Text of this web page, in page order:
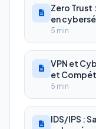
Zero
en
5 min
VPN et
et
5 min
IDS/IPS :